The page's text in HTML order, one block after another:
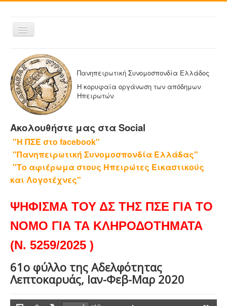
Εναλλαγή
πλοήγησης
ΑΡΧΙΚΗ
Η ΠΑΝΗΠΕΙΡΩΤΙΚΗ
ΔΕΛΤΙΑ ΤΥΠΟΥ
ΑΔΕΛΦΟΤΗΤΕΣ-ΟΜΟΣΠΟΝΔΙΕΣ
Η ΕΦΗΜΕΡΙΔΑ ΜΑΣ
ΕΦΗΜΕΡΙΔΕΣ ΑΔΕΛΦΟΤΗΤΩΝ
ΕΠΙΚΟΙΝΩΝΙΑ
Πανηπειρωτική Συνομοσπονδία Ελλάδος
Η κορυφαία οργάνωση των απόδημων
Ηπειρωτών
Ακολουθήστε μας στα Social
"Η ΠΣΕ στο facebook"
"Πανηπειρωτική Συνομοσπονδία Ελλάδας"
"Το αφιέρωμα στους Ηπειρώτες Εικαστικούς
και Λογοτέχνες"
ΨΗΦΙΣΜΑ ΤΟΥ ΔΣ ΤΗΣ ΠΣΕ ΓΙΑ ΤΟ
ΝΟΜΟ ΓΙΑ ΤΑ ΚΛΗΡΟΔΟΤΗΜΑΤΑ
(Ν. 5259/2025 )
61ο φύλλο της Αδελφότητας
Λεπτοκαρυάς, Ιαν-Φεβ-Μαρ 2020